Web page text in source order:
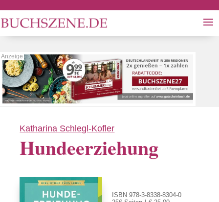
Katharina Schlegl-Kofler
Hundeerziehung
ISBN 978-3-8338-8304-0